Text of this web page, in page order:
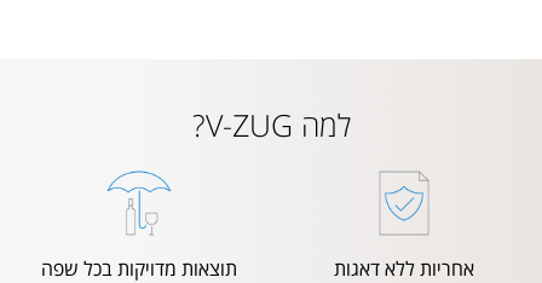
למה V-ZUG?
אחריות ללא דאגות
תוצאות מדויקות בכל שפה